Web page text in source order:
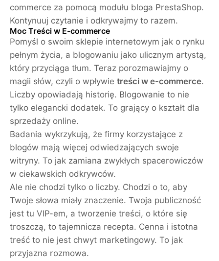
commerce za pomocą modułu bloga PrestaShop.
Kontynuuj czytanie i odkrywajmy to razem.
Moc Treści w E-commerce
Pomyśl o swoim sklepie internetowym jak o rynku
pełnym życia, a blogowaniu jako ulicznym artystą,
który przyciąga tłum. Teraz porozmawiajmy o
magii słów, czyli o wpływie treści w e-commerce.
Liczby opowiadają historię. Blogowanie to nie
tylko elegancki dodatek. To grający o kształt dla
sprzedaży online.
Badania wykrzykują, że firmy korzystające z
blogów mają więcej odwiedzających swoje
witryny. To jak zamiana zwykłych spacerowiczów
w ciekawskich odkrywców.
Ale nie chodzi tylko o liczby. Chodzi o to, aby
Twoje słowa miały znaczenie. Twoja publiczność
jest tu VIP-em, a tworzenie treści, o które się
troszczą, to tajemnicza recepta. Cenna i istotna
treść to nie jest chwyt marketingowy. To jak
przyjazna rozmowa.